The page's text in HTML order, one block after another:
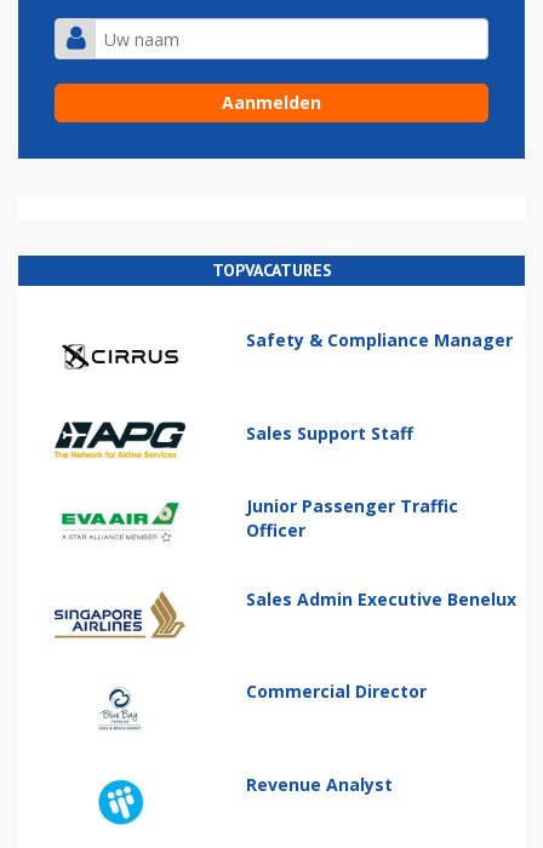
TOPVACATURES
Safety & Compliance Manager
Sales Support Staff
Junior Passenger Traffic
Officer
Sales Admin Executive Benelux
Commercial Director
Revenue Analyst